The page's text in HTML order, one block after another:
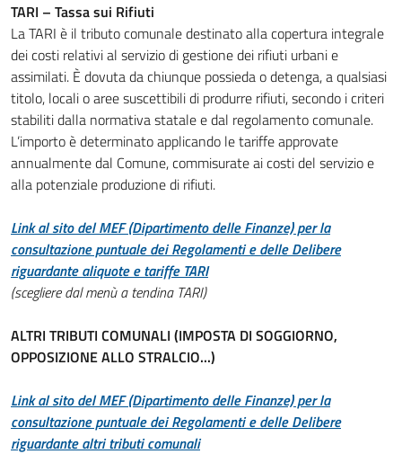
TARI – Tassa sui Rifiuti
La TARI è il tributo comunale destinato alla copertura integrale
dei costi relativi al servizio di gestione dei rifiuti urbani e
assimilati. È dovuta da chiunque possieda o detenga, a qualsiasi
titolo, locali o aree suscettibili di produrre rifiuti, secondo i criteri
stabiliti dalla normativa statale e dal regolamento comunale.
L’importo è determinato applicando le tariffe approvate
annualmente dal Comune, commisurate ai costi del servizio e
alla potenziale produzione di rifiuti.
Link al sito del MEF (Dipartimento delle Finanze) per la
consultazione puntuale dei Regolamenti e delle Delibere
riguardante aliquote e tariffe TARI
(scegliere dal menù a tendina TARI)
ALTRI TRIBUTI COMUNALI (IMPOSTA DI SOGGIORNO,
OPPOSIZIONE ALLO STRALCIO...)
Link al sito del MEF (Dipartimento delle Finanze) per la
consultazione puntuale dei Regolamenti e delle Delibere
riguardante altri tributi comunali